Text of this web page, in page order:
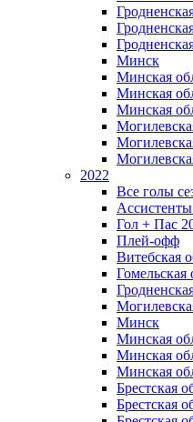
Минск
Минская
Минская
Минская
2022
Все голы
Гол + Пас
Плей-офф
Витебская
Гомельская
Минск
Mинская
Минская
Минская
Брестская
Брестская